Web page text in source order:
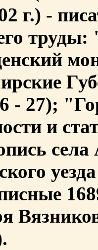
г.) -
труды:
- 27);
и